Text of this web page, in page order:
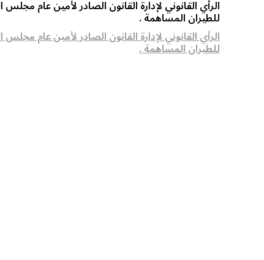
الرأي القانوني لإدارة القانون الصادر لأمين عام
للطيران المساهمة .
الرأي القانوني لإدارة القانون الصادر لأمين عام
للطيران المساهمة .